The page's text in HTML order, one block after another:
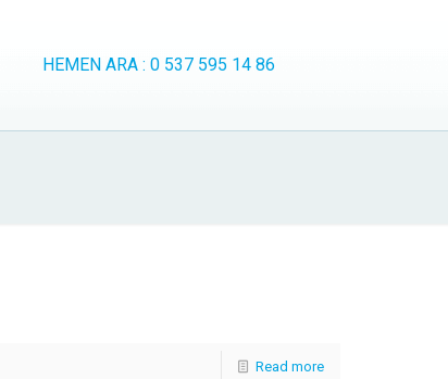
HEMEN ARA : 0 537 595 14 86
Read more